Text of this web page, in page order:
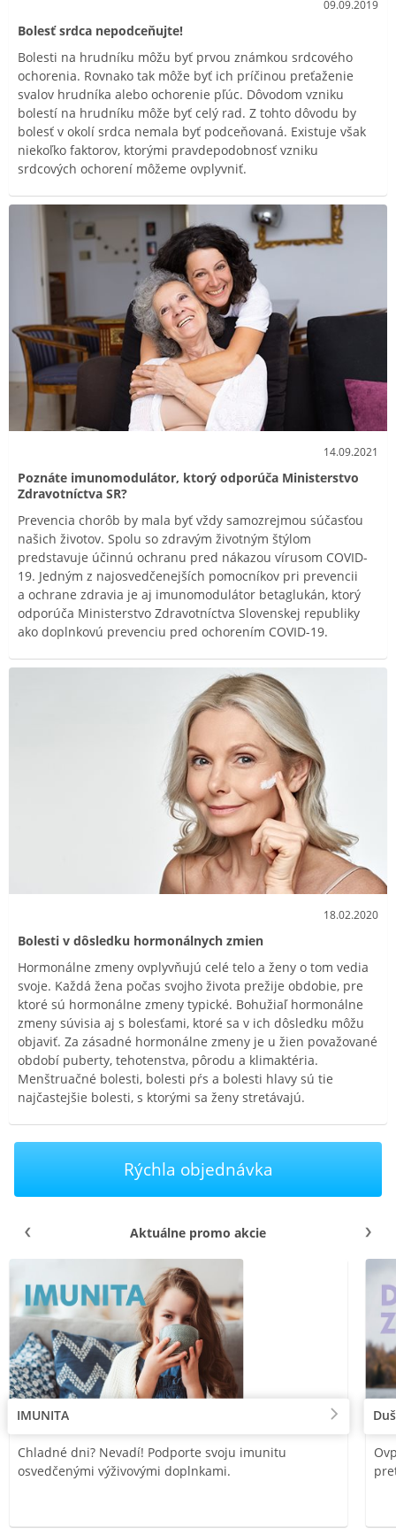
09.09.2019
Bolesť srdca nepodceňujte!
Bolesti na hrudníku môžu byť prvou známkou srdcového
ochorenia. Rovnako tak môže byť ich príčinou preťaženie
svalov hrudníka alebo ochorenie pľúc. Dôvodom vzniku
bolestí na hrudníku môže byť celý rad. Z tohto dôvodu by
bolesť v okolí srdca nemala byť podceňovaná. Existuje však
niekoľko faktorov, ktorými pravdepodobnosť vzniku
srdcových ochorení môžeme ovplyvniť.
14.09.2021
Poznáte imunomodulátor, ktorý odporúča Ministerstvo
Zdravotníctva SR?
Prevencia chorôb by mala byť vždy samozrejmou súčasťou
našich životov. Spolu so zdravým životným štýlom
predstavuje účinnú ochranu pred nákazou vírusom COVID-
19. Jedným z najosvedčenejších pomocníkov pri prevencii
a ochrane zdravia je aj imunomodulátor betaglukán, ktorý
odporúča Ministerstvo Zdravotníctva Slovenskej republiky
ako doplnkovú prevenciu pred ochorením COVID-19.
18.02.2020
Bolesti v dôsledku hormonálnych zmien
Hormonálne zmeny ovplyvňujú celé telo a ženy o tom vedia
svoje. Každá žena počas svojho života prežije obdobie, pre
ktoré sú hormonálne zmeny typické. Bohužiaľ hormonálne
zmeny súvisia aj s bolesťami, ktoré sa v ich dôsledku môžu
objaviť. Za zásadné hormonálne zmeny je u žien považované
období puberty, tehotenstva, pôrodu a klimaktéria.
Menštruačné bolesti, bolesti pŕs a bolesti hlavy sú tie
najčastejšie bolesti, s ktorými sa ženy stretávajú.
Rýchla objednávka
Aktuálne promo akcie
IMUNITA
Chladné dni? Nevadí! Podporte svoju imunitu
osvedčenými výživovými doplnkami.